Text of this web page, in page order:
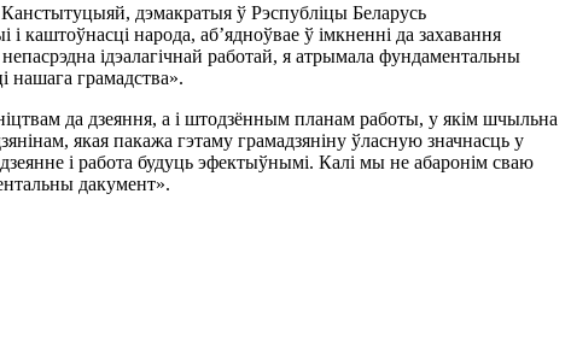
Канстытуцыяй, дэмакратыя ў Рэспублiцы Беларусь
каштоўнасцi народа, аб’ядноўвае ў iмкненнi да захавання
iдэалагiчнай работай, я атрымала фундаментальны
нашага грамадства».
да дзеяння, а i штодзённым планам работы, у якiм шчыльна
якая пакажа гэтаму грамадзянiну ўласную значнасць у
i работа будуць эфектыўнымi. Калi мы не абаронiм сваю
дакумент».